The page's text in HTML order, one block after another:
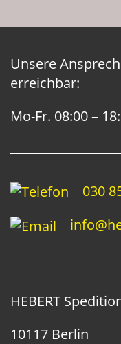
Unsere
erreichbar:
Mo-Fr. 08:00 –
030
HEBERT
10117 Berlin